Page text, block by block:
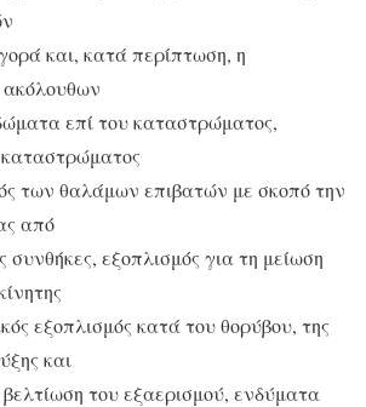
και, κατά περίπτωση, η
επί του καταστρώματος,
των θαλάμων επιβατών με σκοπό την
από
συνθήκες, εξοπλισμός για τη μείωση
εξοπλισμός κατά του θορύβου, της
και
βελτίωση του εξαερισμού, ενδύματα